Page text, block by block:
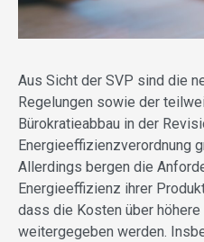
Aus Sicht der SVP sind die
Regelungen sowie der
Bürokratieabbau in der
Energieeffizienzverordnung
Allerdings bergen die
Energieeffizienz ihrer
dass die Kosten über
weitergegeben werden.